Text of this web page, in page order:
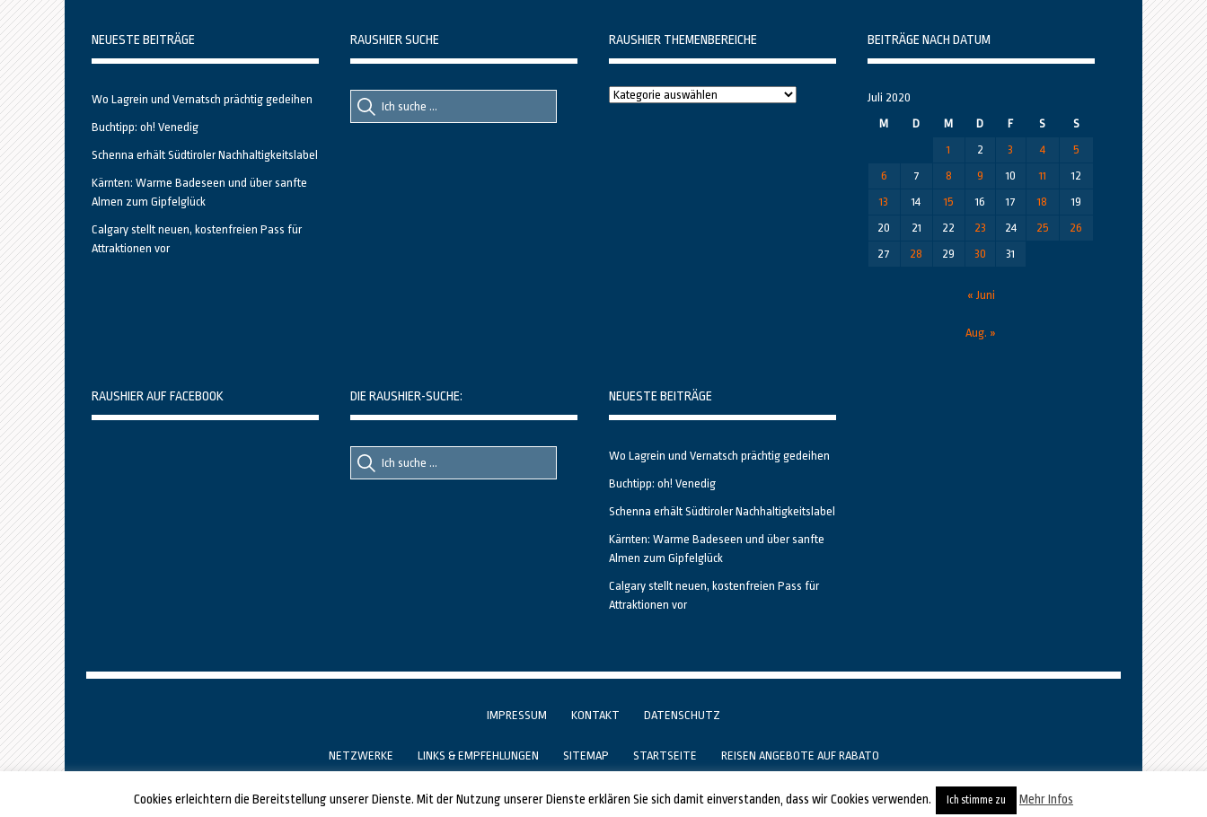
NEUESTE BEITRÄGE
Wo Lagrein und Vernatsch prächtig gedeihen
Buchtipp: oh! Venedig
Schenna erhält Südtiroler Nachhaltigkeitslabel
Kärnten: Warme Badeseen und über sanfte
Almen zum Gipfelglück
Calgary stellt neuen, kostenfreien Pass für
Attraktionen vor
RAUSHIER SUCHE
Suche
nach::
Suche
nach:
RAUSHIER THEMENBEREICHE
Raushier
BEITRÄGE NACH DATUM
Juli 2020
M
D M D F S
S
1
2 3 4
5
6
7 8 9 10 11
12
13
14 15 16 17 18
19
20
21 22 23 24 25
26
27
28 29 30 31
« Juni
Aug. »
RAUSHIER AUF FACEBOOK DIE RAUSHIER-SUCHE:
Suche
nach::
Suche
nach:
NEUESTE BEITRÄGE
Wo Lagrein und Vernatsch prächtig gedeihen
Buchtipp: oh! Venedig
Schenna erhält Südtiroler Nachhaltigkeitslabel
Kärnten: Warme Badeseen und über sanfte
Almen zum Gipfelglück
Calgary stellt neuen, kostenfreien Pass für
Attraktionen vor
IMPRESSUM KONTAKT DATENSCHUTZ
NETZWERKE LINKS & EMPFEHLUNGEN SITEMAP STARTSEITE REISEN ANGEBOTE AUF RABATO
GESTALTET UND PROGRAMMIERT VON ALBERTO & FRANZ BEI LUCID.BERLIN
Cookies erleichtern die Bereitstellung unserer Dienste. Mit der Nutzung unserer Dienste erklären Sie sich damit einverstanden, dass wir Cookies verwenden. Ich stimme zu Mehr Infos